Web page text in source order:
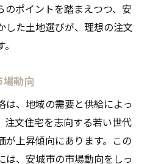
のポイントを踏まえつつ、安
した土地選びが、理想の注文
動向
は、地域の需要と供給によっ
注文住宅を志向する若い世代
上昇傾向にあります。この
は、安城市の市場動向をしっ